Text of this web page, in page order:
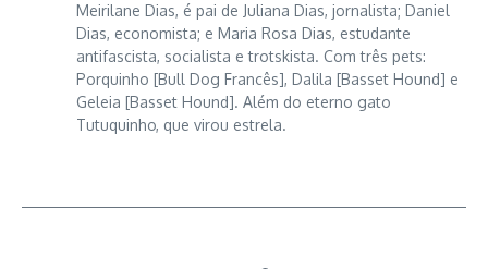
Meirilane Dias, é pai de Juliana Dias, jornalista; Daniel
Dias, economista; e Maria Rosa Dias, estudante
antifascista, socialista e trotskista. Com três pets:
Porquinho [Bull Dog Francês], Dalila [Basset Hound] e
Geleia [Basset Hound]. Além do eterno gato
Tutuquinho, que virou estrela.